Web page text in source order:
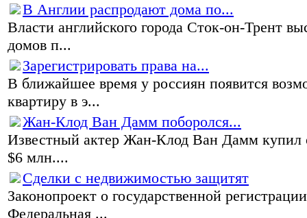
В Англии распродают дома по...
Власти английского города Сток-он-Трент
домов п...
Зарегистрировать права на...
В ближайшее время у россиян появится
квартиру в э...
Жан-Клод Ван Дамм поборолся...
Известный актер Жан-Клод Ван Дамм купил
$6 млн....
Сделки с недвижимостью защитят
Законопроект о государственной
Федеральная ...